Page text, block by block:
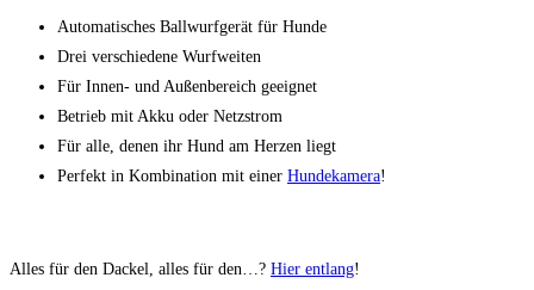
Automatisches Ballwurfgerät für Hunde
Drei verschiedene Wurfweiten
Für Innen- und Außenbereich geeignet
Betrieb mit Akku oder Netzstrom
Für alle, denen ihr Hund am Herzen liegt
Perfekt in Kombination mit einer Hundekamera!
Alles für den Dackel, alles für den…? Hier entlang!